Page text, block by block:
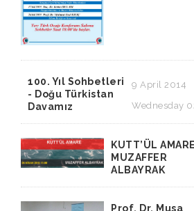
100. Yıl Sohbetleri
- Doğu Türkistan
Davamız
9 April 2014
Wednesday
KUTT’ÜL
MUZAFFER
ALBAYRAK
Prof. Dr. Musa